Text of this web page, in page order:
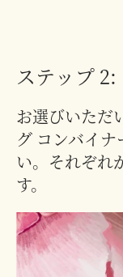
ステップ
お選びいただ
グ コンバイ
い。それぞれ
す。